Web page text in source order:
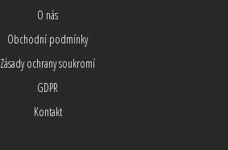
O nás
Obchodní podmínky
Zásady ochrany soukromí
GDPR
Kontakt